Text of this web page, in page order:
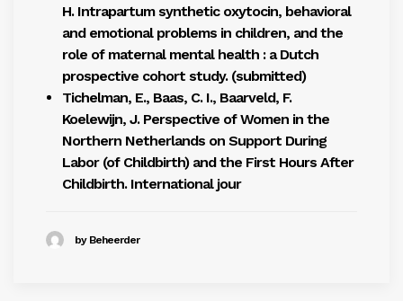
H. Intrapartum synthetic oxytocin, behavioral
and emotional problems in children, and the
role of maternal mental health : a Dutch
prospective cohort study. (submitted)
Tichelman, E., Baas, C. I., Baarveld, F.
Koelewijn, J. Perspective of Women in the
Northern Netherlands on Support During
Labor (of Childbirth) and the First Hours After
Childbirth. International jour
by Beheerder